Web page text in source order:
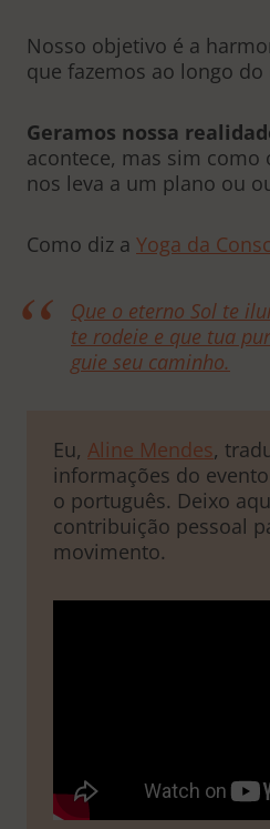
Nosso objetivo é a
que fazemos ao longo do
Geramos nossa
acontece, mas sim como
nos leva a um plano ou
Como diz a Yoga da
Que o eterno Sol te
te rodeie e que tua
guie seu caminho.
Eu, Aline Mendes,
informações do
o português. Deixo
contribuição pessoal
movimento.